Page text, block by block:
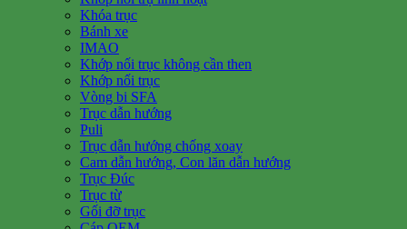
Khóa trục
Bánh xe
IMAO
Khớp nối trục không cần then
Khớp nối trục
Vòng bi SFA
Trục dẫn hướng
Puli
Trục dẫn hướng chống xoay
Cam dẫn hướng, Con lăn dẫn hướng
Trục Đúc
Trục từ
Gối đỡ trục